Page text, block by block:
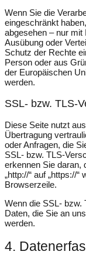
Wenn Sie die
eingeschränkt
abgesehen – nur mit
Ausübung oder
Schutz der Rechte
Person oder aus
der Europäischen
werden.
SSL- bzw. TLS-
Diese Seite nutzt
Übertragung
oder Anfragen, die
SSL- bzw. TLS-
erkennen Sie daran,
„http://“ auf „https://
Browserzeile.
Wenn die SSL- bzw.
Daten, die Sie an
werden.
4.